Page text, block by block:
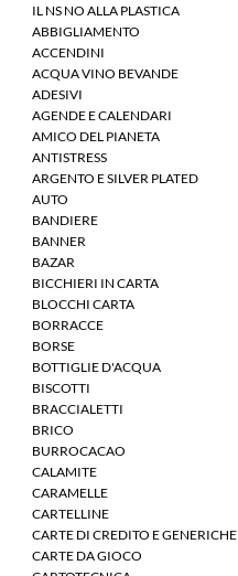
IL NS NO ALLA PLASTICA
ABBIGLIAMENTO
ACCENDINI
ACQUA VINO BEVANDE
ADESIVI
AGENDE E CALENDARI
AMICO DEL PIANETA
ANTISTRESS
ARGENTO E SILVER PLATED
AUTO
BANDIERE
BANNER
BAZAR
BICCHIERI IN CARTA
BLOCCHI CARTA
BORRACCE
BORSE
BOTTIGLIE D'ACQUA
BISCOTTI
BRACCIALETTI
BRICO
BURROCACAO
CALAMITE
CARAMELLE
CARTELLINE
CARTE DI CREDITO E GENERICHE
CARTE DA GIOCO